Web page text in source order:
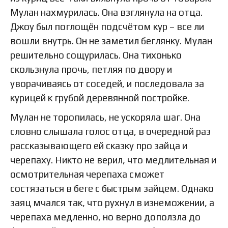
Мулан нахмурилась. Она взглянула на отца.
Джоу был поглощён подсчётом кур – все ли
вошли внутрь. Он не заметил беглянку. Мулан
решительно сощурилась. Она тихонько
скользнула прочь, петляя по двору и
уворачиваясь от соседей, и последовала за
курицей к грубой деревянной постройке.
Мулан не торопилась, не ускоряла шаг. Она
словно слышала голос отца, в очередной раз
рассказывающего ей сказку про зайца и
черепаху. Никто не верил, что медлительная и
осмотрительная черепаха сможет
состязаться в беге с быстрым зайцем. Однако
заяц мчался так, что рухнул в изнеможении, а
черепаха медленно, но верно доползла до